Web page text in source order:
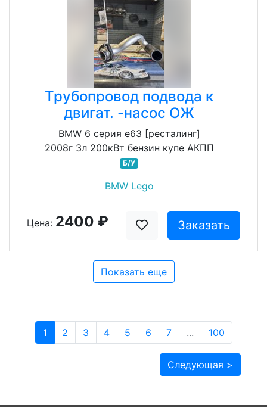
Трубопровод подвода к
двигат. -насос ОЖ
BMW 6 серия e63 [ресталинг]
2008г 3л 200кВт бензин купе АКПП
Б/У
BMW Lego
Цена: 2400 ₽ Заказать
Показать еще
1 2 3 4 5 6 7 ... 100
Следующая >